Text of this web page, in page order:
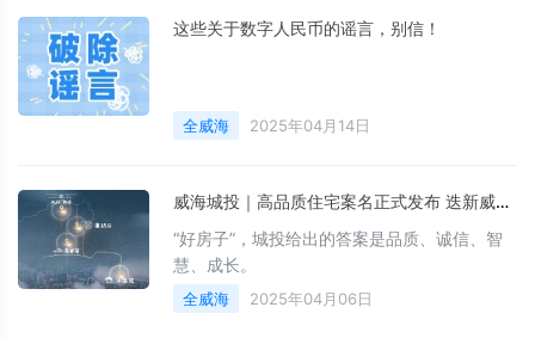
这些关于数字人民币的谣言，别信！
全威海 2025年04月14日
威海城投｜高品质住宅案名正式发布 迭新威海“好房子”新高度
“好房子”，城投给出的答案是品质、诚信、智
慧、成长。
全威海 2025年04月06日